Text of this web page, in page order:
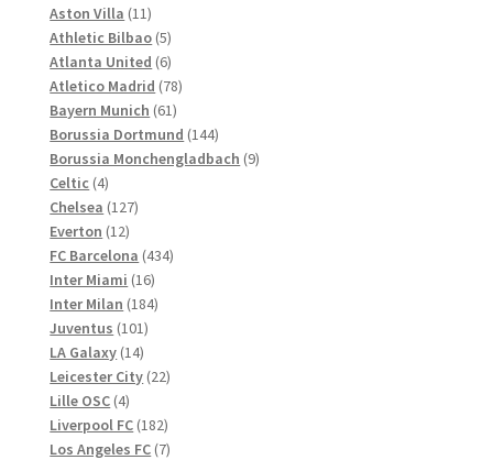
Produkte
Aston Villa 1111
Produkte
Athletic Bilbao 55
Produkte
Atlanta United 66
Produkte
Atletico Madrid 7878
Bayern Munich 6161
Produkte
Borussia Dortmund 144144
Produkte
Borussia Monchengladbach 99
Celtic 44
Produkte
Chelsea 127127
Everton 1212
Produkte
FC Barcelona 434434
Inter Miami 1616
Produkte
Inter Milan 184184
Juventus 101101
LA Galaxy 1414
Produkte
Leicester City 2222
Lille OSC 44
Produkte
Liverpool FC 182182
Produkte
Los Angeles FC 77